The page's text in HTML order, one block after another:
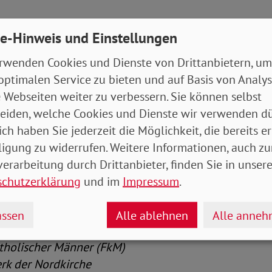
Gesellschaft e.V. Selbsthilfe Demenz
und Tarifunion –
e.V.
e.V.
Frau und Kultur e.V.
familie e.V. (eaf)
Männer (FkM)
Nordkirche
Hinweis und Einstellungen
Cookies und Dienste von Drittanbietern,
Service zu bieten und auf Basis von
Webseiten weiter zu verbessern. Sie können selbst
welche Cookies und Dienste wir verwenden
haben Sie jederzeit die Möglichkeit, die bereits
zu widerrufen. Weitere Informationen, auch
durch Drittanbieter, finden Sie in
und im Impressum.
Alle ablehnen Alle